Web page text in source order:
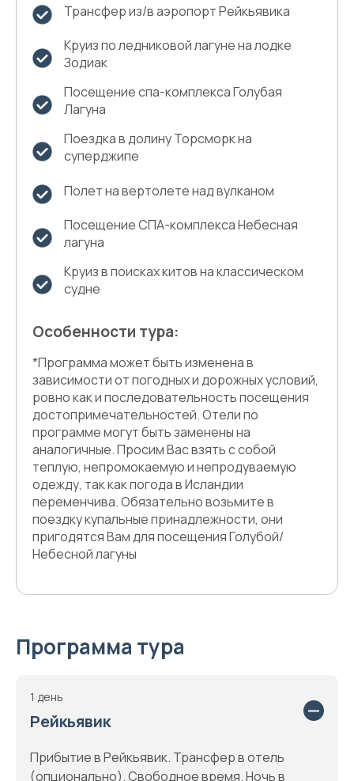
Трансфер из/в аэропорт Рейкьявика
Круиз по ледниковой лагуне на лодке
Зодиак
Посещение спа-комплекса Голубая
Лагуна
Поездка в долину Торсморк на
суперджипе
Полет на вертолете над вулканом
Посещение СПА-комплекса Небесная
лагуна
Круиз в поисках китов на классическом
судне
Особенности тура:
*Программа может быть изменена в
зависимости от погодных и дорожных условий,
ровно как и последовательность посещения
достопримечательностей. Отели по
программе могут быть заменены на
аналогичные. Просим Вас взять с собой
теплую, непромокаемую и непродуваемую
одежду, так как погода в Исландии
переменчива. Обязательно возьмите в
поездку купальные принадлежности, они
пригодятся Вам для посещения Голубой/
Небесной лагуны
Программа тура
1 день
Рейкьявик
Прибытие в Рейкьявик. Трансфер в отель
(опционально). Свободное время. Ночь в